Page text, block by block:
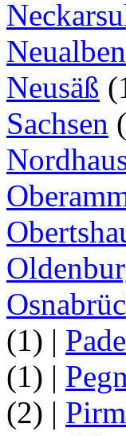
Neusäß
Sachsen
(1) |
(1) |
(2) |